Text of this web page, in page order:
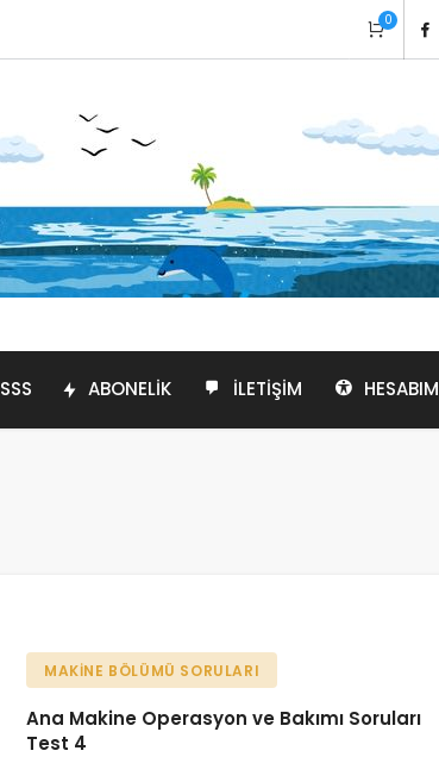
0
SSS ABONELIK İLETIŞIM HESABIM
MAKINE BÖLÜMÜ SORULARI
Ana Makine Operasyon ve Bakımı Soruları
Test 4